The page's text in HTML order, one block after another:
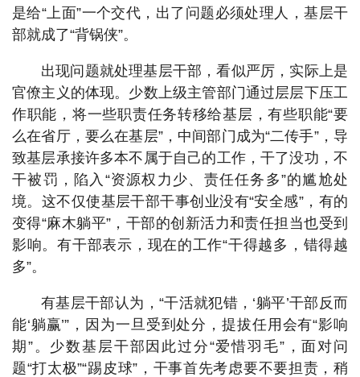
是给“上面”一个交代，出了问题必须处理人，基层干
部就成了“背锅侠”。
出现问题就处理基层干部，看似严厉，实际上是
官僚主义的体现。少数上级主管部门通过层层下压工
作职能，将一些职责任务转移给基层，有些职能“要
么在省厅，要么在基层”，中间部门成为“二传手”，导
致基层承接许多本不属于自己的工作，干了没功，不
干被罚，陷入“资源权力少、责任任务多”的尴尬处
境。这不仅使基层干部干事创业没有“安全感”，有的
变得“麻木躺平”，干部的创新活力和责任担当也受到
影响。有干部表示，现在的工作“干得越多，错得越
多”。
有基层干部认为，“干活就犯错，‘躺平’干部反而
能‘躺赢’”，因为一旦受到处分，提拔任用会有“影响
期”。少数基层干部因此过分“爱惜羽毛”，面对问
题“打太极”“踢皮球”，干事首先考虑要不要担责，稍